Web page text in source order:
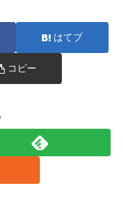
はてブ
コピー